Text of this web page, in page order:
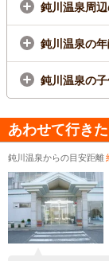
鈍川温泉周
鈍川温泉の年
鈍川温泉の
あわせて行き
鈍川温泉からの目安距離